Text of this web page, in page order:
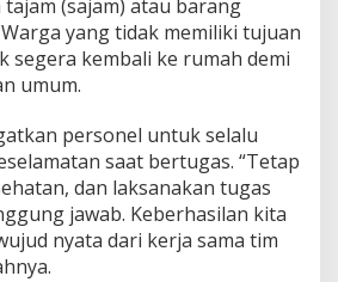
(sajam) atau barang
yang tidak memiliki tujuan
segera kembali ke rumah demi
umum.
personel untuk selalu
saat bertugas. “Tetap
dan laksanakan tugas
jawab. Keberhasilan kita
nyata dari kerja sama tim